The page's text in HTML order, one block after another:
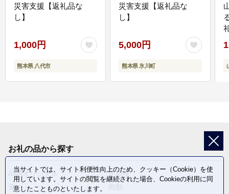
災害支援【返礼品な
し】
1,000円
熊本県 八代市
災害支援【返礼品な
し】
5,000円
熊本県 氷川町
お礼の品から探す
ANAオリジナル
定期便
酒
当サイトでは、サイト利便性向上のため、クッキー（Cookie）を使
用しています。サイトの閲覧を継続された場合、Cookieの利用に同
意したことものといたします。